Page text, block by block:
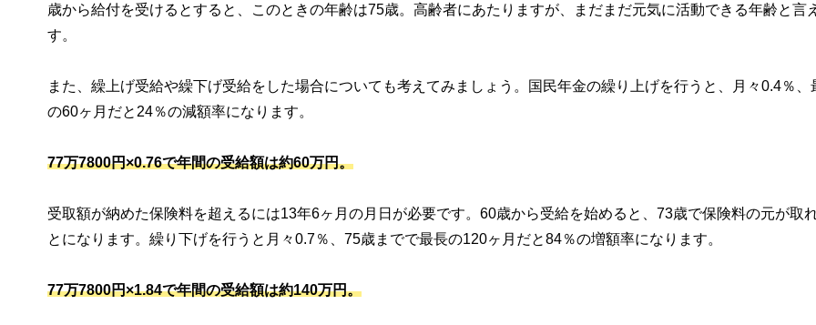
歳から給付を受けるとすると、このときの年齢は75歳。高齢者にあたりますが、まだまだ元気に活動できる年齢と言
す。
また、繰上げ受給や繰下げ受給をした場合についても考えてみましょう。国民年金の繰り上げを行うと、月々0.4％、
の60ヶ月だと24％の減額率になります。
77万7800円×0.76で年間の受給額は約60万円。
受取額が納めた保険料を超えるには13年6ヶ月の月日が必要です。60歳から受給を始めると、73歳で保険料の元が取
とになります。繰り下げを行うと月々0.7％、75歳までで最長の120ヶ月だと84％の増額率になります。
77万7800円×1.84で年間の受給額は約140万円。